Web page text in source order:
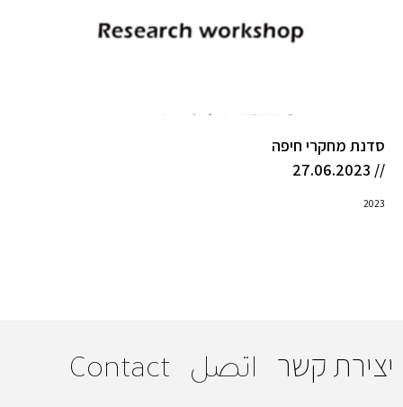
סדנת מחקרי חיפה
// 27.06.2023
2023
יצירת קשר اتصل Contact